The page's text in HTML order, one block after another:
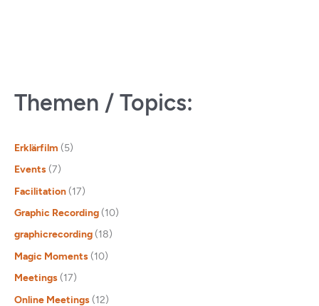
Themen / Topics:
Erklärfilm (5)
Events (7)
Facilitation (17)
Graphic Recording (10)
graphicrecording (18)
Magic Moments (10)
Meetings (17)
Online Meetings (12)